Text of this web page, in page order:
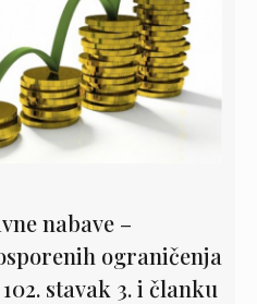
nabave –
ograničenja
stavak 3. i članku